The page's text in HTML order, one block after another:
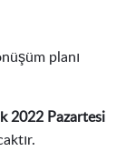
planı
2022 Pazartesi